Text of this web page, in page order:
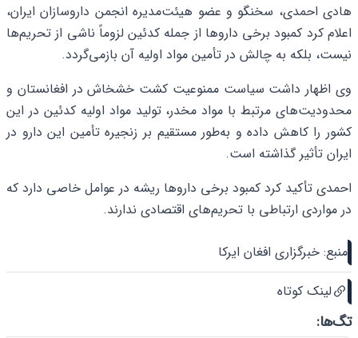
هادی احمدی، سخنگو و عضو هیئت‌مدیره انجمن داروسازان ایران،
اعلام کرد کمبود برخی داروها از جمله کدئین لزوماً ناشی از تحریم‌ها
نیست، بلکه به چالش در تأمین مواد اولیه آن بازمی‌گردد.
وی اظهار داشت سیاست ممنوعیت کشت خشخاش در افغانستان و
محدودیت‌های مرتبط با مواد مخدر، تولید مواد اولیه کدئین در این
کشور را کاهش داده و به‌طور مستقیم بر زنجیره تأمین این دارو در
ایران تأثیر گذاشته است.
احمدی تأکید کرد کمبود برخی داروها ریشه در عوامل خاصی دارد که
در مواردی ارتباطی با تحریم‌های اقتصادی ندارند.
منبع: خبرگزاری افغان ایرکا
لینک کوتاه
تگ‌ها: